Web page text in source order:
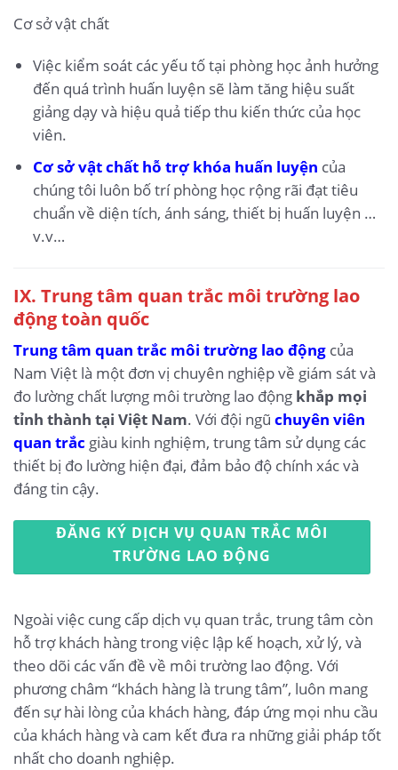
Cơ sở vật chất
Việc kiểm soát các yếu tố tại phòng học ảnh hưởng
đến quá trình huấn luyện sẽ làm tăng hiệu suất
giảng dạy và hiệu quả tiếp thu kiến thức của học
viên.
Cơ sở vật chất hỗ trợ khóa huấn luyện của
chúng tôi luôn bố trí phòng học rộng rãi đạt tiêu
chuẩn về diện tích, ánh sáng, thiết bị huấn luyện …
v.v…
IX. Trung tâm quan trắc môi trường lao
động toàn quốc
Trung tâm quan trắc môi trường lao động của
Nam Việt là một đơn vị chuyên nghiệp về giám sát và
đo lường chất lượng môi trường lao động khắp mọi
tỉnh thành tại Việt Nam. Với đội ngũ chuyên viên
quan trắc giàu kinh nghiệm, trung tâm sử dụng các
thiết bị đo lường hiện đại, đảm bảo độ chính xác và
đáng tin cậy.
ĐĂNG KÝ DỊCH VỤ QUAN TRẮC MÔI
TRƯỜNG LAO ĐỘNG
Ngoài việc cung cấp dịch vụ quan trắc, trung tâm còn
hỗ trợ khách hàng trong việc lập kế hoạch, xử lý, và
theo dõi các vấn đề về môi trường lao động. Với
phương châm “khách hàng là trung tâm”, luôn mang
đến sự hài lòng của khách hàng, đáp ứng mọi nhu cầu
của khách hàng và cam kết đưa ra những giải pháp tốt
nhất cho doanh nghiệp.